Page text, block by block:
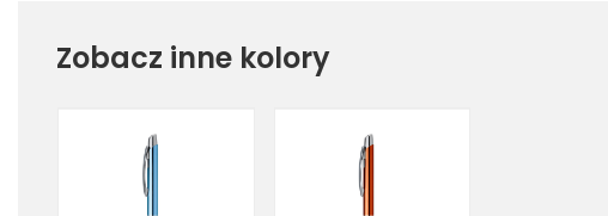
Zobacz inne kolory